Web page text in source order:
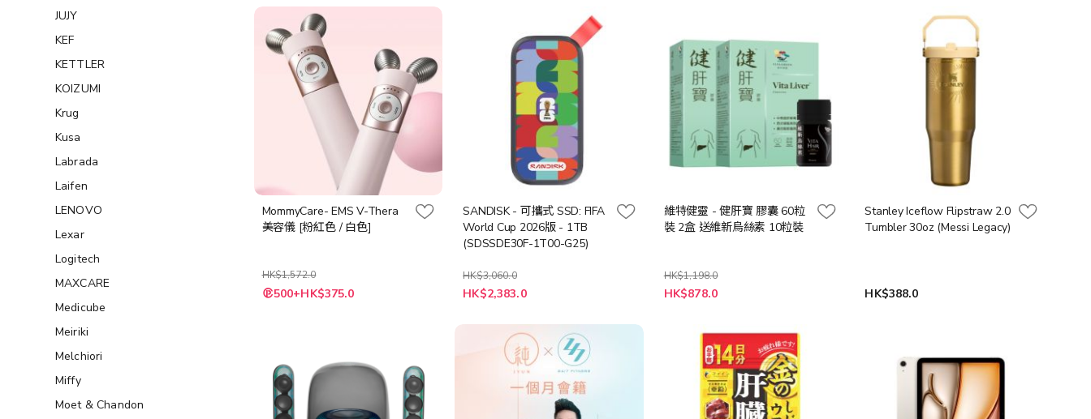
MommyCare- EMS V-Thera
美容儀 [粉紅色 / 白色]
HK$1,572.0
500+HK$375.0
SANDISK - 可攜式 SSD: FIFA
World Cup 2026版 - 1TB
(SDSSDE30F-1T00-G25)
HK$3,060.0
特
殊
HK$2,383.0
維特健靈 - 健肝寶 膠囊 60粒
裝 2盒 送維新烏絲素 10粒裝
HK$1,198.0
特
殊
HK$878.0
Stanley Iceflow Flipstraw 2.0
Tumbler 30oz (Messi Legacy)
HK$388.0
JUJY
KEF
KETTLER
KOIZUMI
Krug
Kusa
Labrada
Laifen
LENOVO
Lexar
Logitech
MAXCARE
Medicube
Meiriki
Melchiori
Miffy
Moet & Chandon